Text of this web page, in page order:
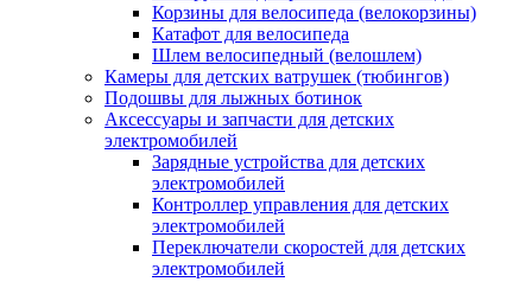
Корзины для велосипеда (велокорзины)
Катафот для велосипеда
Шлем велосипедный (велошлем)
Камеры для детских ватрушек (тюбингов)
Подошвы для лыжных ботинок
Аксессуары и запчасти для детских
электромобилей
Зарядные устройства для детских
электромобилей
Контроллер управления для детских
электромобилей
Переключатели скоростей для детских
электромобилей